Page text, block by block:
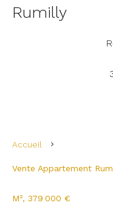
Rumilly
Accueil
Vente Appartement
M², 379 000 €